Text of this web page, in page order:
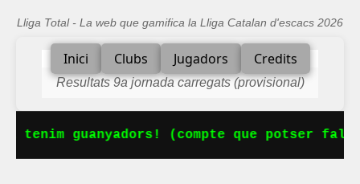
Lliga Total - La web que gamifica la Lliga Catalan d'escacs 2026
Inici Clubs Jugadors Credits
Resultats 9a jornada carregats (provisional)
tenim guanyadors! (compte que potser